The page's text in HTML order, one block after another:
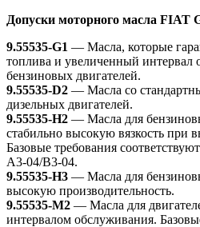
Допуски моторного масла FIAT
9.55535-G1 — Масла, которые
топлива и увеличенный интервал
бензиновых двигателей.
9.55535-D2 — Масла со
дизельных двигателей.
9.55535-H2 — Масла для
стабильно высокую вязкость при
Базовые требования
A3-04/B3-04.
9.55535-H3 — Масла для
высокую производительность.
9.55535-M2 — Масла для
интервалом обслуживания.